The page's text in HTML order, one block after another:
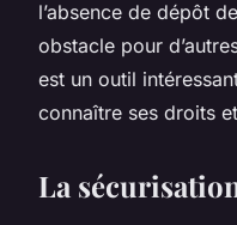
l’absence de dépôt
obstacle pour
est un outil
connaître ses droits
La